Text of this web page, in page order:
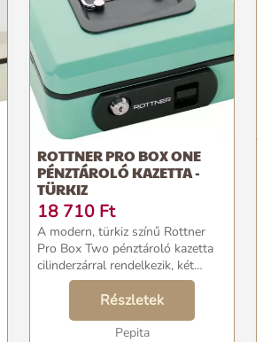
ROTTNER PRO BOX ONE
PÉNZTÁROLÓ KAZETTA -
TÜRKIZ
18 710 Ft
A modern, türkiz színű Rottner
Pro Box Two pénztároló kazetta
cilinderzárral rendelkezik, két
kulccsal. Fő célja, a használatban
lévő bankjegyek és érmék
rendezett és áttekinthető tárolása.
Részletek
Pepita